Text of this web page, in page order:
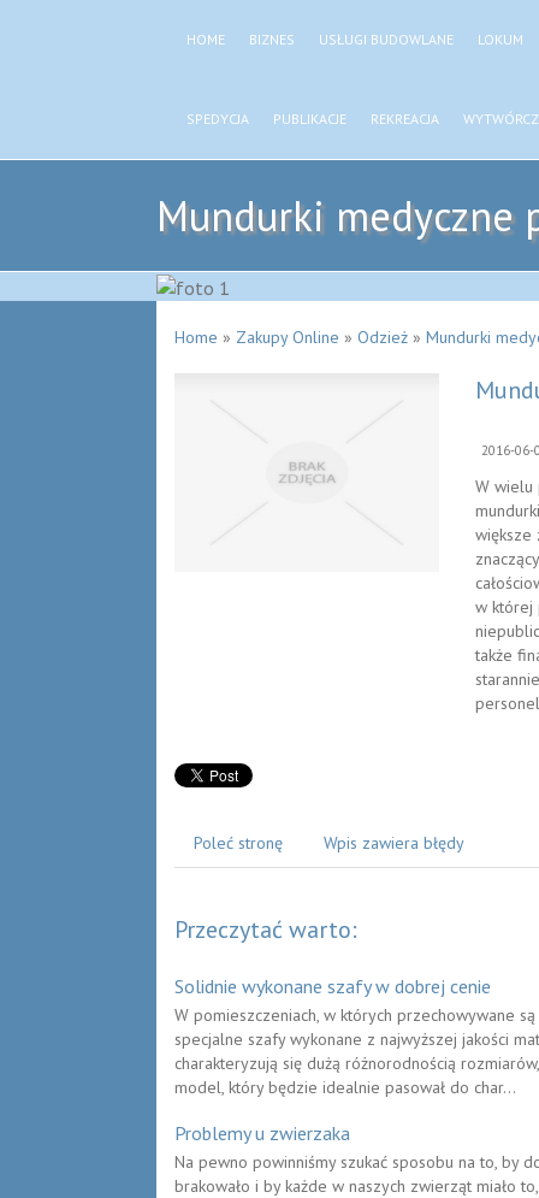
HOME BIZNES USŁUGI BUDOWLANE LOKUM
SPEDYCJA PUBLIKACJE REKREACJA
Mundurki medyczne
Home » Zakupy Online » Odzież » Mundurki
2016-06-
W wielu
większe
w której
także
Poleć stronę Wpis zawiera błędy
Przeczytać warto:
Solidnie wykonane szafy w dobrej cenie
W pomieszczeniach, w których przechowywane
specjalne szafy wykonane z najwyższej jakości
charakteryzują się dużą różnorodnością
model, który będzie idealnie pasował do char...
Problemy u zwierzaka
Na pewno powinniśmy szukać sposobu na to, by
brakowało i by każde w naszych zwierząt miało